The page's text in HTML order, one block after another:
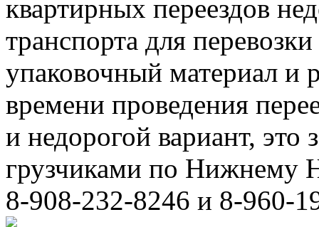
квартирных переездов
транспорта для
упаковочный материал и
времени проведения
и недорогой вариант, это
грузчиками по Нижнему
8-908-232-8246 и 8-960-